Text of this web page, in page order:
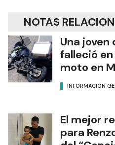
NOTAS
Una joven
falleció
moto en
INFORMACIÓN
El mejor
para